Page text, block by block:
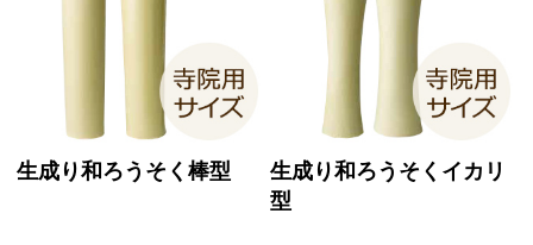
生成り和ろうそく棒型
生成り和ろうそくイカリ
型